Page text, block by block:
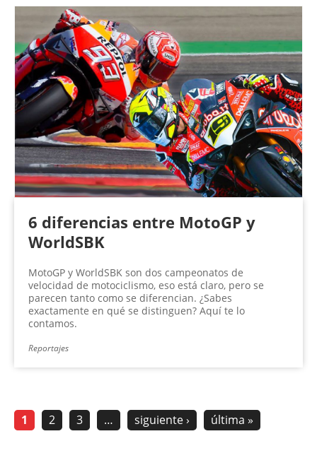
6 diferencias entre MotoGP y
WorldSBK
MotoGP y WorldSBK son dos campeonatos de
velocidad de motociclismo, eso está claro, pero se
parecen tanto como se diferencian. ¿Sabes
exactamente en qué se distinguen? Aquí te lo
contamos.
Reportajes
1 2 3 … siguiente › última »